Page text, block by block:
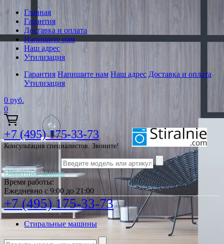
Главная
Гарантия
Доставка и оплата
Напишите нам
Наш адрес
Утилизация
Гарантия Напишите нам Наш адрес Доставка и оплата
Утилизация
0 руб.
0
+7 (495) 175-33-73
Консультация специалистов. Звоните!
Обратный звонок
Время работы:
Ежедневно с 9:00 до 21:00
+7 (495) 175-33-73
Стиральные машины